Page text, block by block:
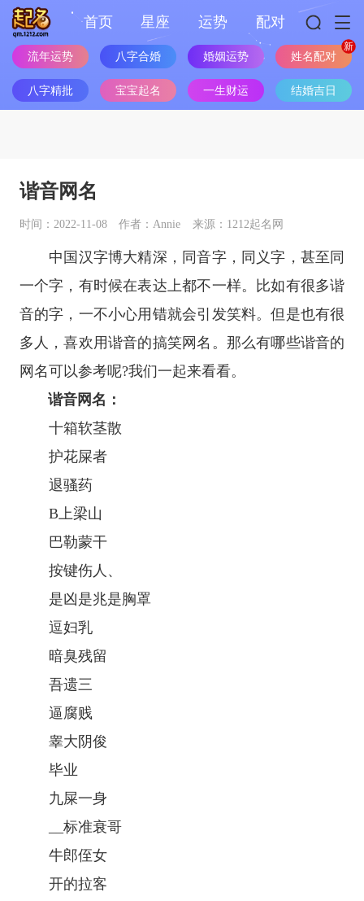
首页 星座 运势 配对
流年运势 八字合婚 婚姻运势 姓名配对
八字精批 宝宝起名 一生财运 结婚吉日
谐音网名
时间：2022-11-08 作者：Annie 来源：1212起名网
中国汉字博大精深，同音字，同义字，甚至同
一个字，有时候在表达上都不一样。比如有很多谐
音的字，一不小心用错就会引发笑料。但是也有很
多人，喜欢用谐音的搞笑网名。那么有哪些谐音的
网名可以参考呢?我们一起来看看。
谐音网名：
十箱软茎散
护花屎者
退骚药
B上梁山
巴勒蒙干
按键伤人、
是凶是兆是胸罩
逗妇乳
暗臭残留
吾遗三
逼腐贱
睾大阴俊
毕业
九屎一身
__标准衰哥
牛郎侄女
开的拉客